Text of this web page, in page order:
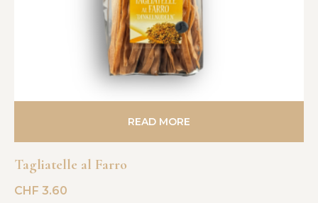
Tagliatelle al Farro
CHF 3.60
READ MORE